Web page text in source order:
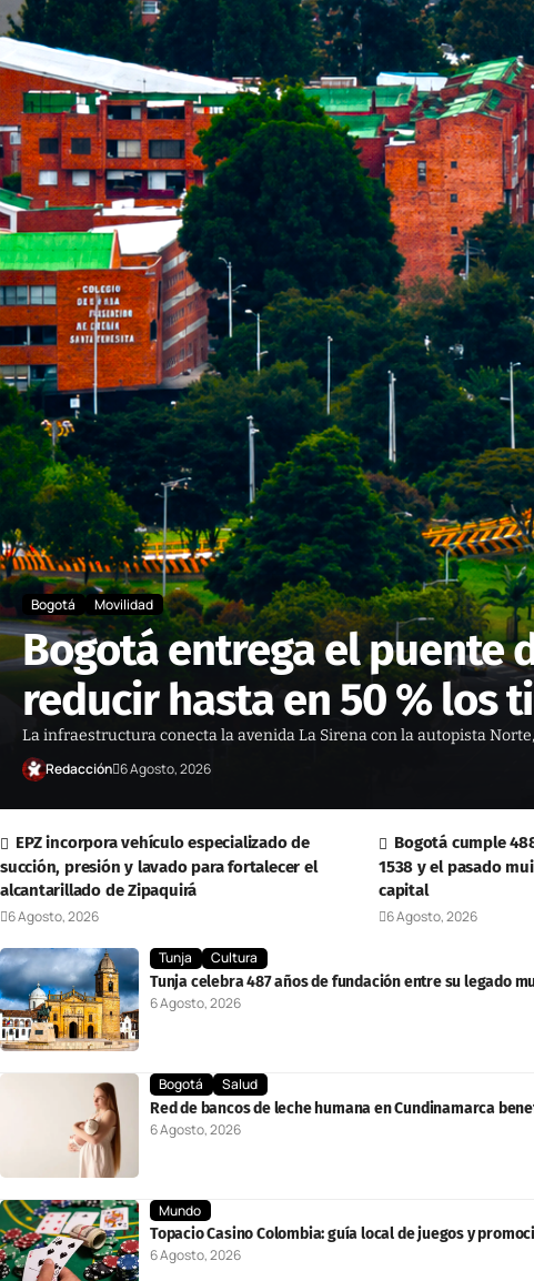
Bogotá Movilidad
Bogotá entrega el puente
reducir hasta en 50 % los
La infraestructura conecta la avenida La Sirena con la autopista
Redacción 6 Agosto, 2026
EPZ incorpora vehículo especializado de
succión, presión y lavado para fortalecer el
alcantarillado de Zipaquirá
6 Agosto, 2026
Bogotá cumple
1538 y el pasado
capital
6 Agosto, 2026
Tunja
Cultura
Tunja celebra 487 años de fundación entre su legado
6 Agosto, 2026
Bogotá
Salud
Red de bancos de leche humana en Cundinamarca
6 Agosto, 2026
Mundo
Topacio Casino Colombia: guía local de juegos y
6 Agosto, 2026